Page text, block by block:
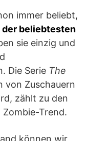
immer beliebt,
der beliebtesten
sie einzig und
Die Serie The
von Zuschauern
zählt zu den
Trend.
können wir